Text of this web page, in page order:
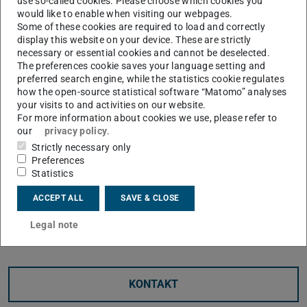
können.​​ Eine Anleitung, wie Dateien aus OneDrive
gesichert werden, finden Sie in der rechten
Marginalspalte unter „Links“.
KONTAKT
would like to enable when visiting our webpages.
Some of these cookies are required to load and correctly
display this website on your device. These are strictly
necessary or essential cookies and cannot be deselected.
The preferences cookie saves your language setting and
preferred search engine, while the statistics cookie regulates
how the open-source statistical software “Matomo” analyses
your visits to and activities on our website.
For more information about cookies we use, please refer to
our
privacy policy.
Strictly necessary only
Preferences
Statistics
ACCEPT ALL SAVE & CLOSE
Legal note